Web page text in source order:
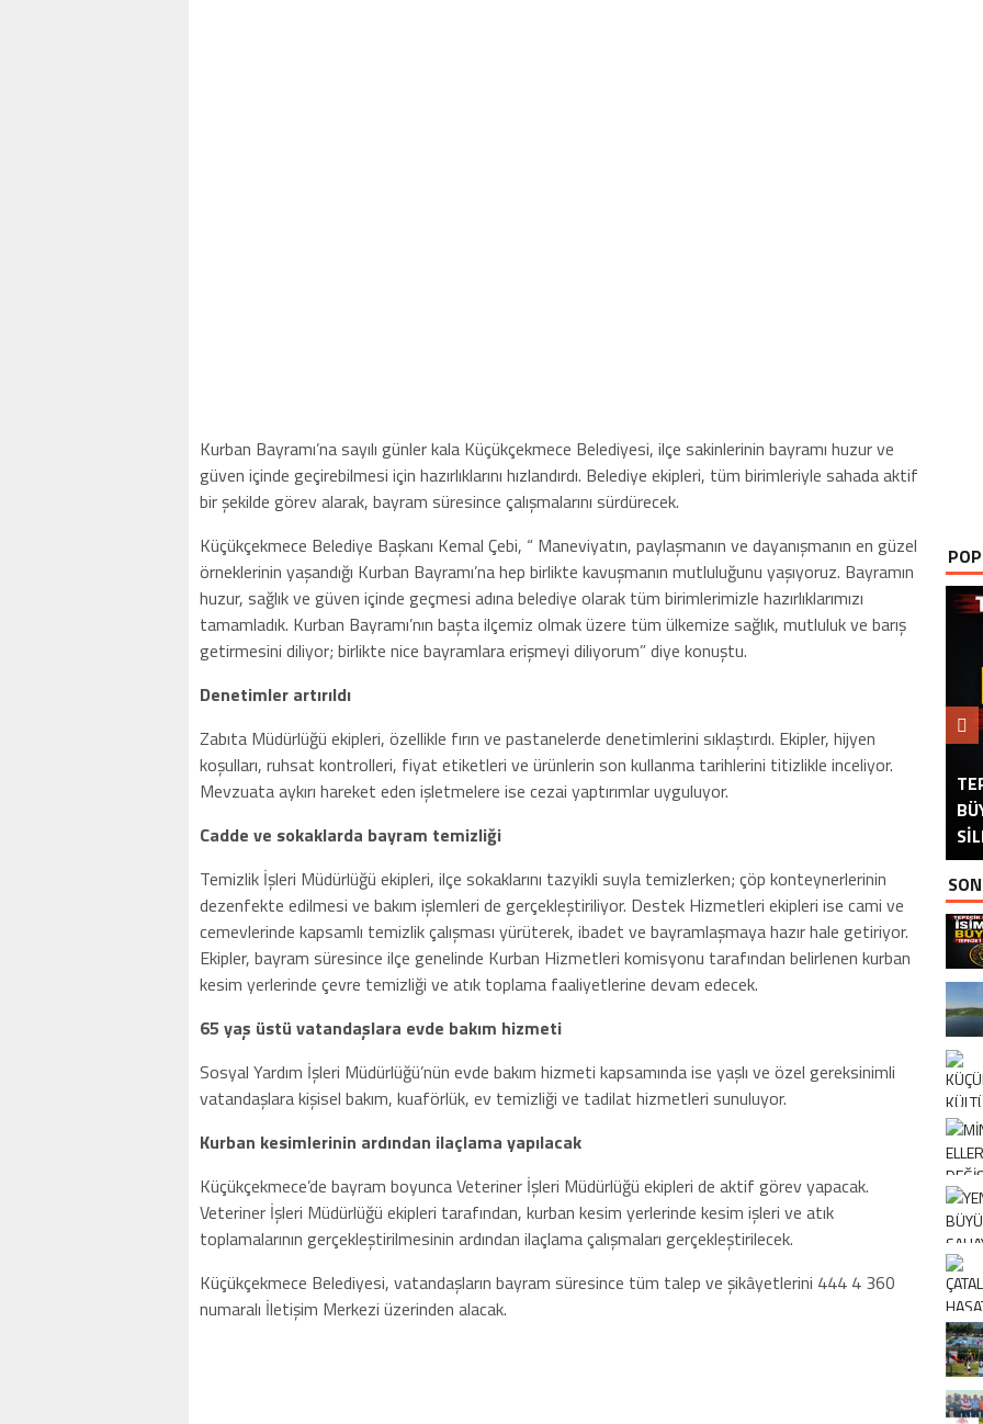
Kurban Bayramı’na sayılı günler kala Küçükçekmece Belediyesi, ilçe sakinlerinin bayramı huzur ve
güven içinde geçirebilmesi için hazırlıklarını hızlandırdı. Belediye ekipleri, tüm birimleriyle sahada aktif
bir şekilde görev alarak, bayram süresince çalışmalarını sürdürecek.
Küçükçekmece Belediye Başkanı Kemal Çebi, “ Maneviyatın, paylaşmanın ve dayanışmanın en güzel
örneklerinin yaşandığı Kurban Bayramı’na hep birlikte kavuşmanın mutluluğunu yaşıyoruz. Bayramın
huzur, sağlık ve güven içinde geçmesi adına belediye olarak tüm birimlerimizle hazırlıklarımızı
tamamladık. Kurban Bayramı’nın başta ilçemiz olmak üzere tüm ülkemize sağlık, mutluluk ve barış
getirmesini diliyor; birlikte nice bayramlara erişmeyi diliyorum” diye konuştu.
Denetimler artırıldı
Zabıta Müdürlüğü ekipleri, özellikle fırın ve pastanelerde denetimlerini sıklaştırdı. Ekipler, hijyen
koşulları, ruhsat kontrolleri, fiyat etiketleri ve ürünlerin son kullanma tarihlerini titizlikle inceliyor.
Mevzuata aykırı hareket eden işletmelere ise cezai yaptırımlar uyguluyor.
Cadde ve sokaklarda bayram temizliği
Temizlik İşleri Müdürlüğü ekipleri, ilçe sokaklarını tazyikli suyla temizlerken; çöp konteynerlerinin
dezenfekte edilmesi ve bakım işlemleri de gerçekleştiriliyor. Destek Hizmetleri ekipleri ise cami ve
cemevlerinde kapsamlı temizlik çalışması yürüterek, ibadet ve bayramlaşmaya hazır hale getiriyor.
Ekipler, bayram süresince ilçe genelinde Kurban Hizmetleri komisyonu tarafından belirlenen kurban
kesim yerlerinde çevre temizliği ve atık toplama faaliyetlerine devam edecek.
65 yaş üstü vatandaşlara evde bakım hizmeti
Sosyal Yardım İşleri Müdürlüğü’nün evde bakım hizmeti kapsamında ise yaşlı ve özel gereksinimli
vatandaşlara kişisel bakım, kuaförlük, ev temizliği ve tadilat hizmetleri sunuluyor.
Kurban kesimlerinin ardından ilaçlama yapılacak
Küçükçekmece’de bayram boyunca Veteriner İşleri Müdürlüğü ekipleri de aktif görev yapacak.
Veteriner İşleri Müdürlüğü ekipleri tarafından, kurban kesim yerlerinde kesim işleri ve atık
toplamalarının gerçekleştirilmesinin ardından ilaçlama çalışmaları gerçekleştirilecek.
Küçükçekmece Belediyesi, vatandaşların bayram süresince tüm talep ve şikâyetlerini 444 4 360
numaralı İletişim Merkezi üzerinden alacak.